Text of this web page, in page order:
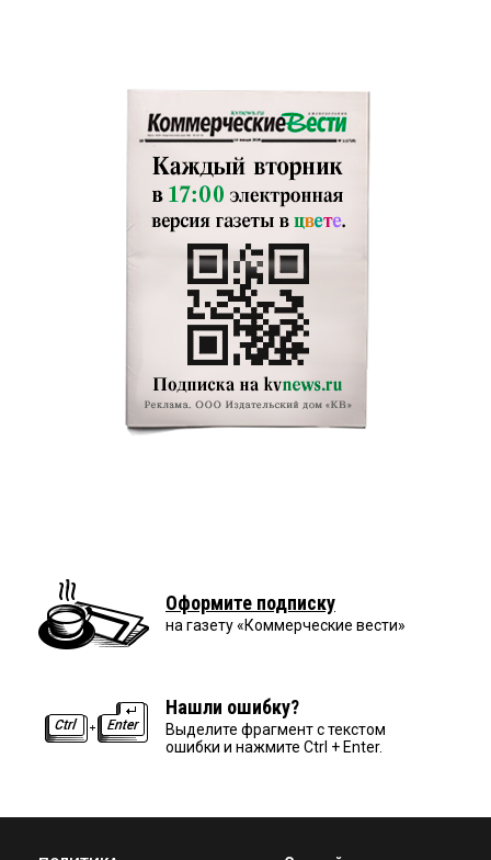
Оформите подписку
на газету «Коммерческие вести»
Нашли ошибку?
Выделите фрагмент с текстом
ошибки и нажмите Ctrl + Enter.